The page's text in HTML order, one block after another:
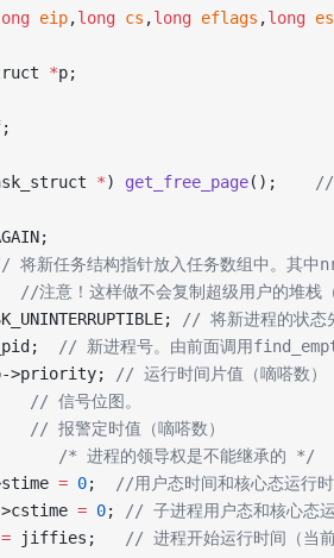
eip,long cs ,long eflags ,long
*p;
*) get_free_page();
//
将新任务结构指针放入任务数组中。其
//注意！这样做不会复制超级用户的堆栈
// 将新进程的状态
// 新进程号。由前面调用
>priority;
// 运行时间片值（嘀嗒数）
   // 信号位图。
// 报警定时值（嘀嗒数）
      /* 进程的领导权是不能继承的 */
= 0;
//用户态时间和核心态运行
= 0;
// 子进程用户态和核心态
= jiffies;
// 进程开始运行时间（当